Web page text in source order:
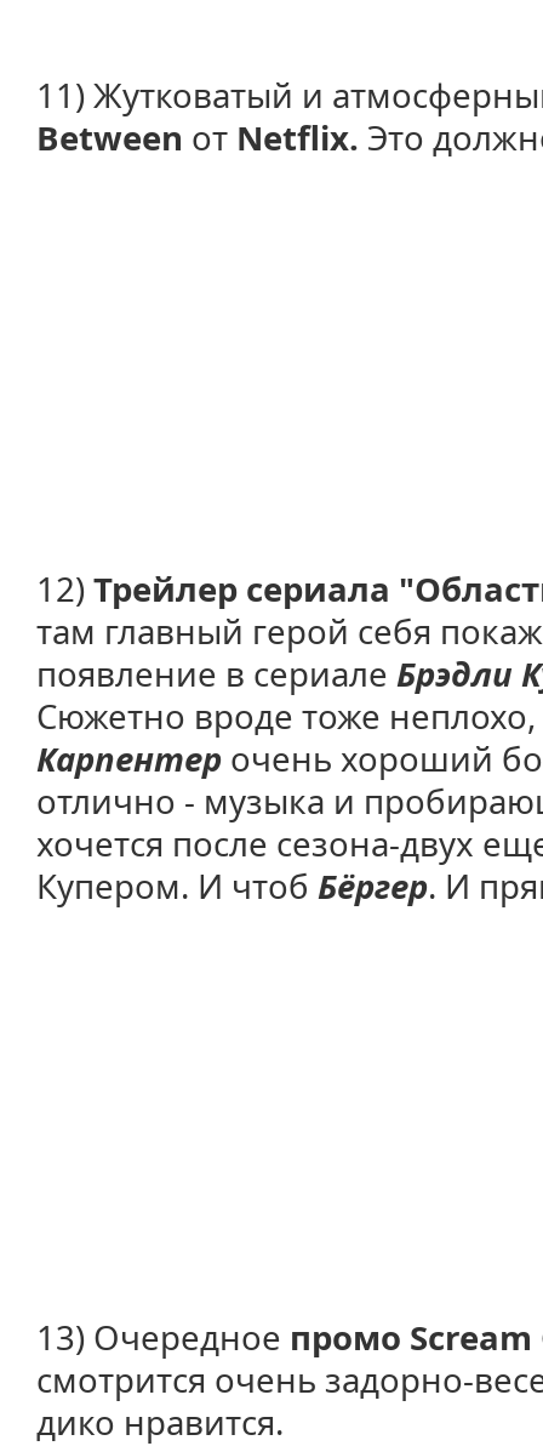
11) Жутковатый и
Between от Netflix. Это
12)Трейлер сериала
там главный герой себя
появление в сериале Брэдли
Сюжетно вроде тоже
Карпентер очень хороший
отлично - музыка и
хочется после сезона-двух
Купером. И чтоб Бёргер. И
13) Очередное промо Scream
смотрится очень задорно-
дико нравится.